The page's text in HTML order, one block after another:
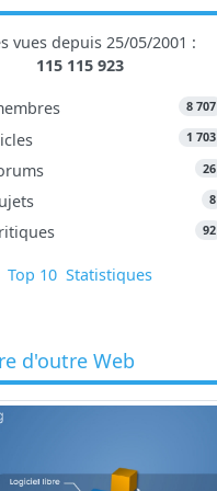
vues depuis 25/05/2001 :
115 115 923
8 707
1 703
26
8
92
Top 10 Statistiques
d'outre Web